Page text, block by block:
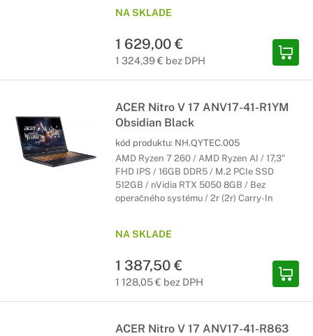
NA SKLADE
1 629,00 €
1 324,39 € bez DPH
ACER Nitro V 17 ANV17-41-R1YM
Obsidian Black
kód produktu: NH.QYTEC.005
AMD Ryzen 7 260 / AMD Ryzen AI / 17,3"
FHD IPS / 16GB DDR5 / M.2 PCIe SSD
512GB / nVidia RTX 5050 8GB / Bez
operačného systému / 2r (2r) Carry-In
NA SKLADE
1 387,50 €
1 128,05 € bez DPH
ACER Nitro V 17 ANV17-41-R863